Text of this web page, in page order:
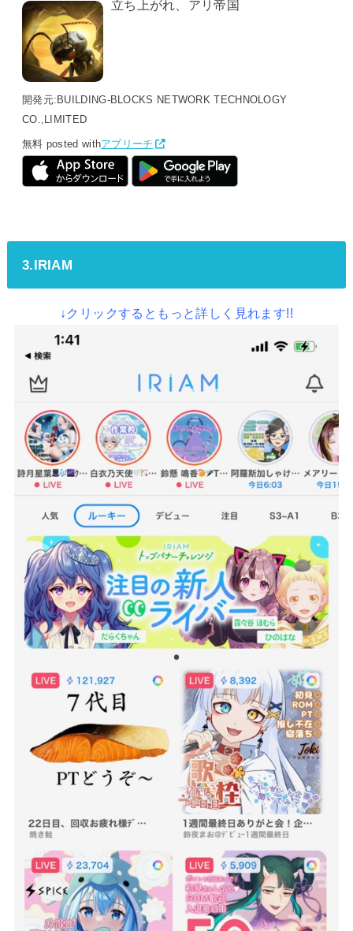
立ち上がれ、アリ帝国
開発元: BUILDING-BLOCKS NETWORK TECHNOLOGY
CO.,LIMITED
無料 posted withアプリーチ
3.IRIAM
↓クリックするともっと詳しく見れます!!